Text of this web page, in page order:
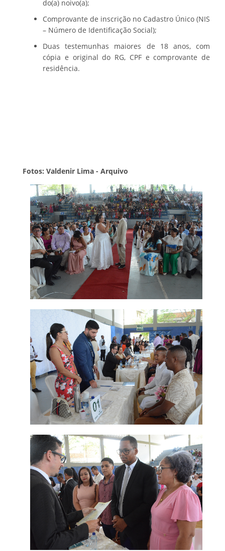
do(a) noivo(a);
Comprovante de inscrição no Cadastro Único (NIS
– Número de Identificação Social);
Duas testemunhas maiores de 18 anos, com
cópia e original do RG, CPF e comprovante de
residência.
Fotos: Valdenir Lima - Arquivo